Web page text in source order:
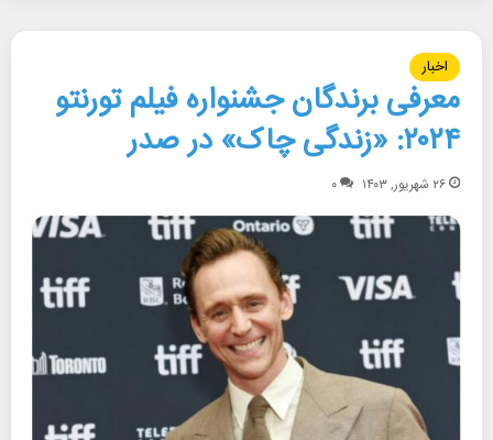
اخبار
معرفی برندگان جشنواره فیلم تورنتو
۲۰۲۴: «زندگی چاک» در صدر
۲۶ شهریور, ۱۴۰۳ ۰